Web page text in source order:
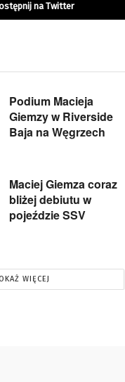
na Twitter
Podium Macieja
Giemzy w Riverside
Baja na Węgrzech
Maciej Giemza coraz
bliżej debiutu w
pojeździe SSV
WIĘCEJ